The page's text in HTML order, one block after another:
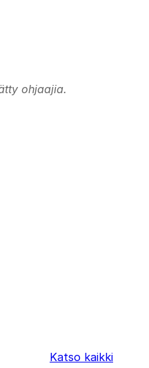
ohjaajia.
Katso kaikki